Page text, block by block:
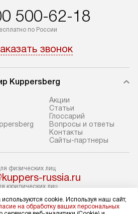
при
служба
до места
его
найти на нашем
нишу или на
консультация
В стандартную
500-62-18
по России
звонок
Kuppersberg
Акции
Cтатьи
Глоссарий
Вопросы и ответы
Контакты
Сайты-партнеры
физических лиц
russia.ru
юридических лиц
cookie. Используя наш сайт,
на обработку ваших персональных